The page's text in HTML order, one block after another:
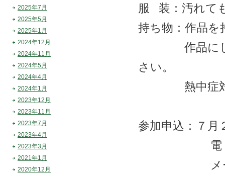
服 装：汚れて
持ち物：作品を
作品にした
さい。
熱中症対策
参加申込：７月
電 話：
メール：
2025年7月
2025年5月
2025年1月
2024年12月
2024年11月
2024年5月
2024年4月
2024年1月
2023年12月
2023年11月
2023年7月
2023年4月
2023年3月
2021年1月
2020年12月